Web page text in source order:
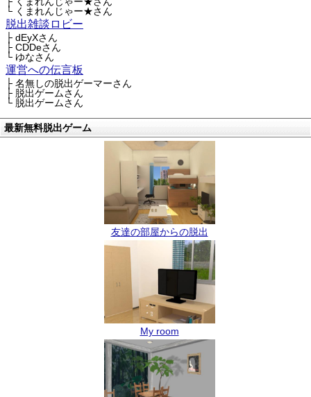
└ くまれんじゃー★さん
脱出雑談ロビー
├ dEyXさん
├ CDDeさん
└ ゆなさん
運営への伝言板
├ 名無しの脱出ゲーマーさん
├ 脱出ゲームさん
└ 脱出ゲームさん
最新無料脱出ゲーム
友達の部屋からの脱出
My room